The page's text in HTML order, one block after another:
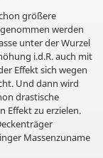
größere
werden
unter der Wurzel
i.d.R. auch mit
Effekt sich wegen
Und dann wird
drastische
Effekt zu erzielen.
Massenzuname